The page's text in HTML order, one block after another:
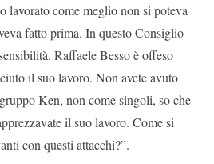
lavorato come meglio non si poteva
fatto prima. In questo Consiglio
Raffaele Besso è offeso
il suo lavoro. Non avete avuto
Ken, non come singoli, so che
il suo lavoro. Come si
con questi attacchi?”.